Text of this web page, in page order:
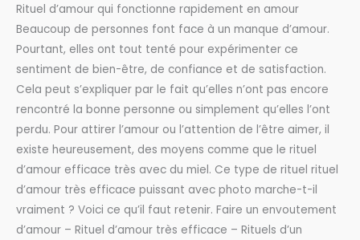
Rituel d’amour qui fonctionne rapidement en amour
Beaucoup de personnes font face à un manque d’amour.
Pourtant, elles ont tout tenté pour expérimenter ce
sentiment de bien-être, de confiance et de satisfaction.
Cela peut s’expliquer par le fait qu’elles n’ont pas encore
rencontré la bonne personne ou simplement qu’elles l’ont
perdu. Pour attirer l’amour ou l’attention de l’être aimer, il
existe heureusement, des moyens comme que le rituel
d’amour efficace très avec du miel. Ce type de rituel rituel
d’amour très efficace puissant avec photo marche-t-il
vraiment ? Voici ce qu’il faut retenir. Faire un envoutement
d’amour – Rituel d’amour très efficace – Rituels d’un